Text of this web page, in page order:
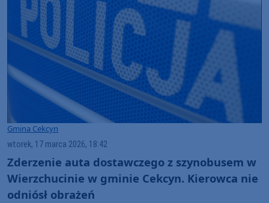
Gmina Cekcyn
wtorek, 17 marca 2026, 18:42
Zderzenie auta dostawczego z szynobusem w
Wierzchucinie w gminie Cekcyn. Kierowca nie
odniósł obrażeń